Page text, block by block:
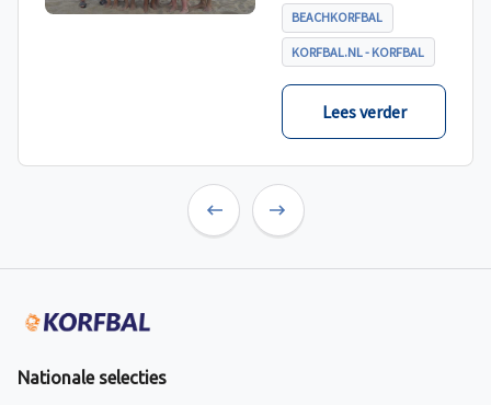
tegen België, die
eindigde in shoot-outs,
was het Nederland dat
er met het goud vandoor
BEACHKORFBAL
KORFBAL.NL - KORFBAL
Lees verder
Nationale selecties